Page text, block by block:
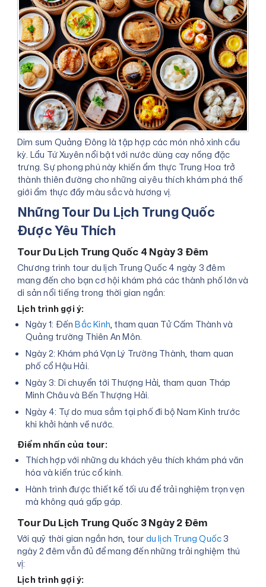
Dim sum Quảng Đông là tập hợp các món nhỏ xinh cầu
kỳ. Lẩu Tứ Xuyên nổi bật với nước dùng cay nồng đặc
trưng. Sự phong phú này khiến ẩm thực Trung Hoa trở
thành thiên đường cho những ai yêu thích khám phá thế
giới ẩm thực đầy màu sắc và hương vị.
Những Tour Du Lịch Trung Quốc
Được Yêu Thích
Tour Du Lịch Trung Quốc 4 Ngày 3 Đêm
Chương trình tour du lịch Trung Quốc 4 ngày 3 đêm
mang đến cho bạn cơ hội khám phá các thành phố lớn và
di sản nổi tiếng trong thời gian ngắn:
Lịch trình gợi ý:
Ngày 1: ĐếnBắc Kinh, tham quan Tử Cấm Thành và
Quảng trường Thiên An Môn.
Ngày 2: Khám phá Vạn Lý Trường Thành, tham quan
phố cổ Hậu Hải.
Ngày 3: Di chuyển tới Thượng Hải, tham quan Tháp
Minh Châu và Bến Thượng Hải.
Ngày 4: Tự do mua sắm tại phố đi bộ Nam Kinh trước
khi khởi hành về nước.
Điểm nhấn của tour:
Thích hợp với những du khách yêu thích khám phá văn
hóa và kiến trúc cổ kính.
Hành trình được thiết kế tối ưu để trải nghiệm trọn vẹn
mà không quá gấp gáp.
Tour Du Lịch Trung Quốc 3 Ngày 2 Đêm
Với quỹ thời gian ngắn hơn, tourdu lịch Trung Quốc3
ngày 2 đêm vẫn đủ để mang đến những trải nghiệm thú
vị:
Lịch trình gợi ý: